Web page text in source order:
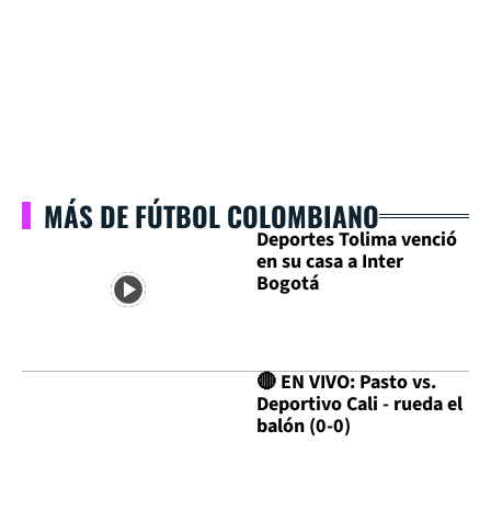
MÁS DE FÚTBOL COLOMBIANO
Deportes Tolima venció
en su casa a Inter
Bogotá
🔴 EN VIVO: Pasto vs.
Deportivo Cali - rueda el
balón (0-0)